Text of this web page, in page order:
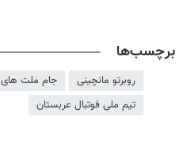
برچسب‌ها
روبرتو مانچینی
جام ملت های 2023 آسیا - قطر
تیم ملی فوتبال عربستان